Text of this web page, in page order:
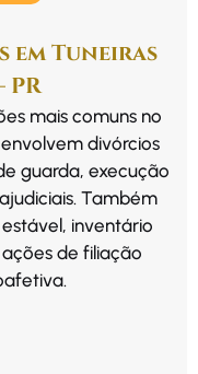
em Tuneiras
PR
mais comuns no
divórcios
guarda, execução
Também
inventário
de filiação